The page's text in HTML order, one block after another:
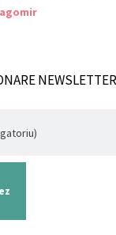
NEWSLETTER